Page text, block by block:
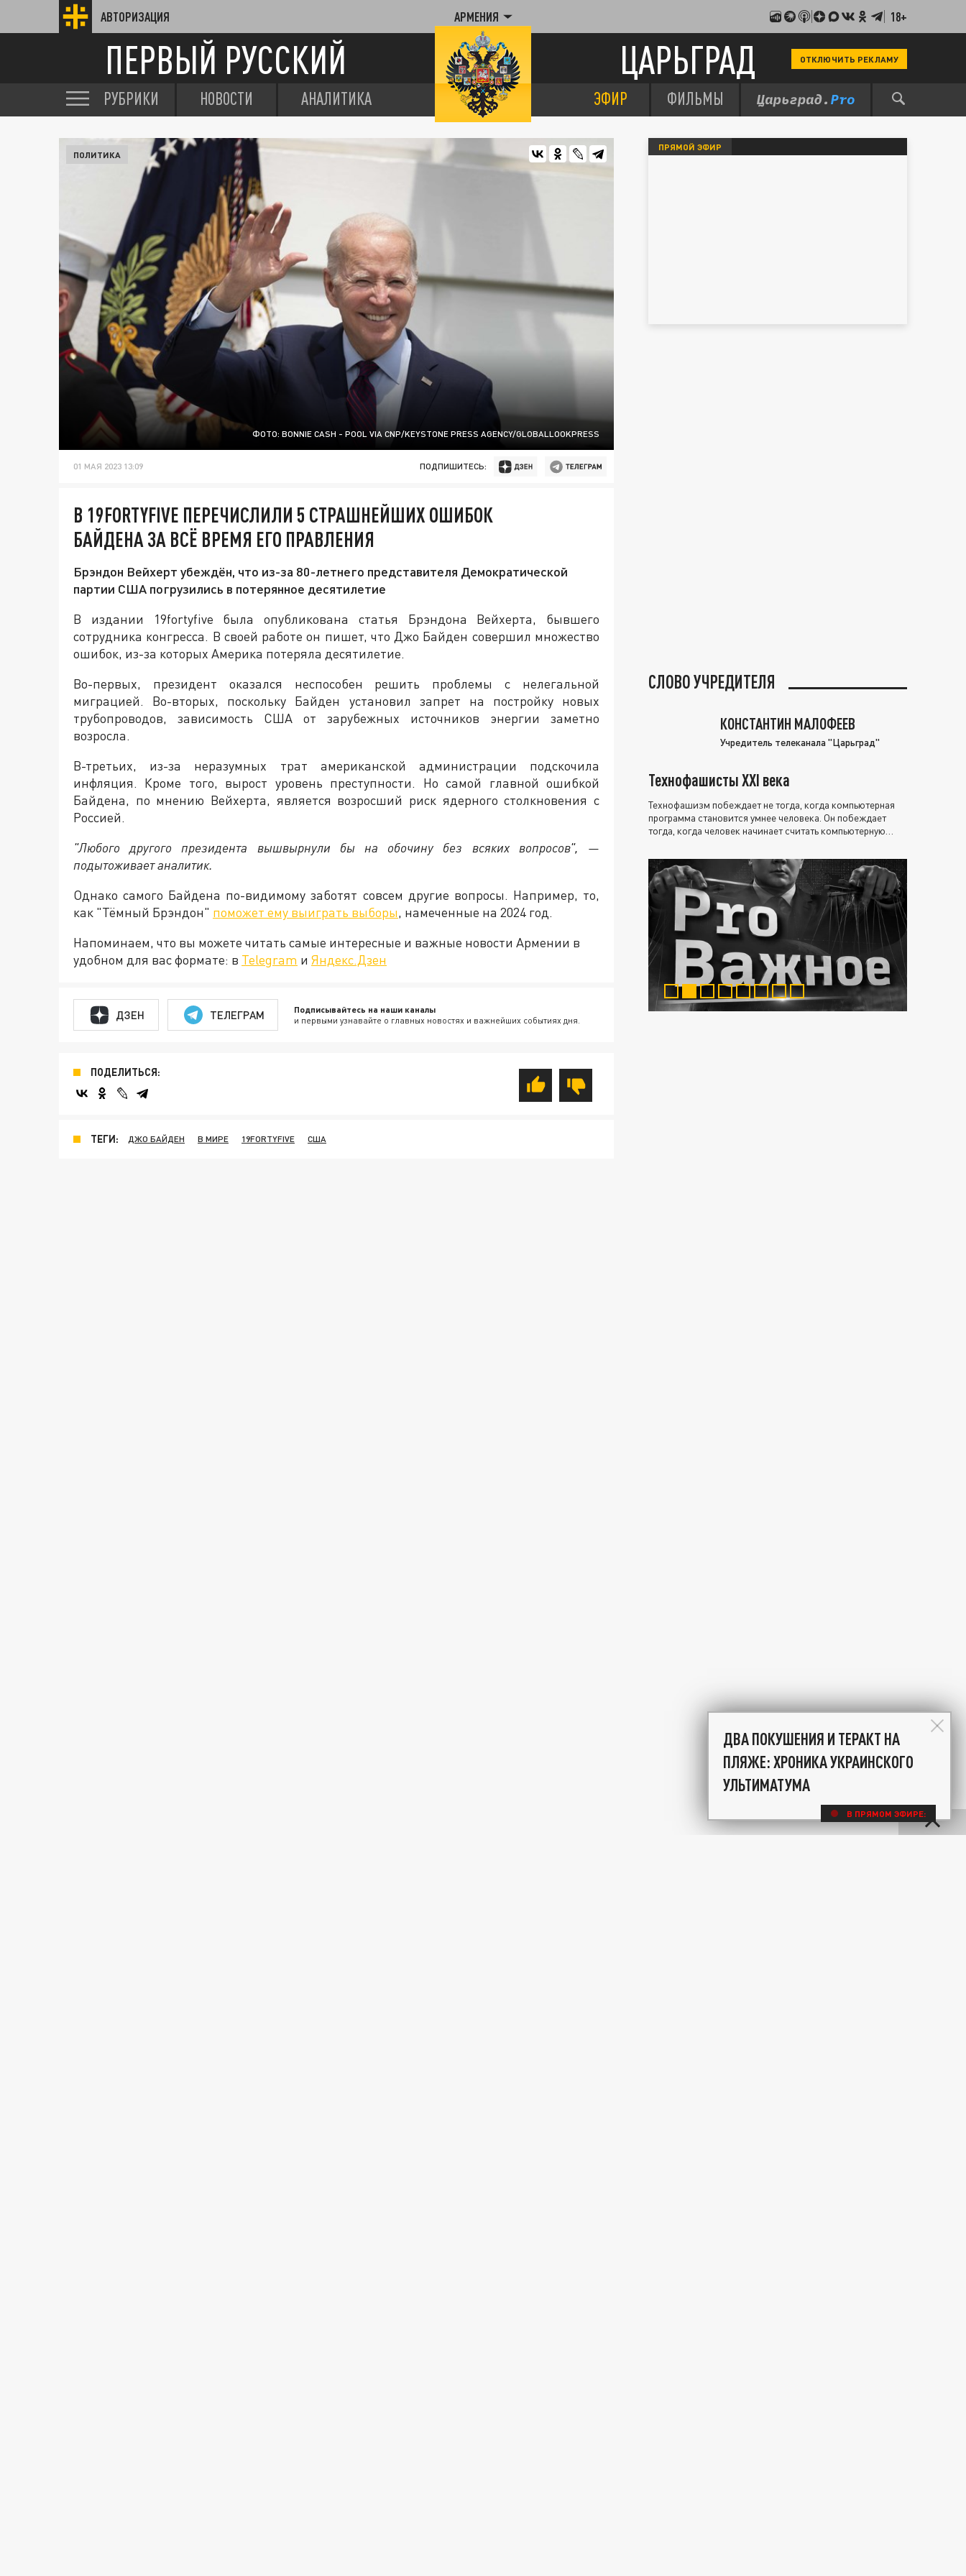
АВТОРИЗАЦИЯ АРМЕНИЯ 18+
ПЕРВЫЙ РУССКИЙ ЦАРЬГРАД ОТКЛЮЧИТЬ РЕКЛАМУ
РУБРИКИ НОВОСТИ АНАЛИТИКА ЭФИР ФИЛЬМЫ
ФОТО: BONNIE CASH - POOL VIA CNP/KEYSTONE PRESS AGENCY/GLOBALLOOKPRESS
ПОЛИТИКА
01 МАЯ 2023 13:09 ПОДПИШИТЕСЬ:
В 19FORTYFIVE ПЕРЕЧИСЛИЛИ 5 СТРАШНЕЙШИХ ОШИБОК
БАЙДЕНА ЗА ВСЁ ВРЕМЯ ЕГО ПРАВЛЕНИЯ
Брэндон Вейхерт убеждён, что из-за 80-летнего представителя Демократической
партии США погрузились в потерянное десятилетие
В издании 19fortyfive была опубликована статья Брэндона Вейхерта, бывшего
сотрудника конгресса. В своей работе он пишет, что Джо Байден совершил множество
ошибок, из-за которых Америка потеряла десятилетие.
Во-первых, президент оказался неспособен решить проблемы с нелегальной
миграцией. Во-вторых, поскольку Байден установил запрет на постройку новых
трубопроводов, зависимость США от зарубежных источников энергии заметно
возросла.
В-третьих, из-за неразумных трат американской администрации подскочила
инфляция. Кроме того, вырост уровень преступности. Но самой главной ошибкой
Байдена, по мнению Вейхерта, является возросший риск ядерного столкновения с
Россией.
"Любого другого президента вышвырнули бы на обочину без всяких вопросов", —
подытоживает аналитик.
Однако самого Байдена по-видимому заботят совсем другие вопросы. Например, то,
как "Тёмный Брэндон" поможет ему выиграть выборы, намеченные на 2024 год.
Напоминаем, что вы можете читать самые интересные и важные новости Армении в
удобном для вас формате: в Telegram и Яндекс.Дзен
ДЗЕН ТЕЛЕГРАМ Подписывайтесь на наши каналы
и первыми узнавайте о главных новостях и важнейших событиях дня.
ПОДЕЛИТЬСЯ:
ТЕГИ: ДЖО БАЙДЕН В МИРЕ 19FORTYFIVE США
ПРЯМОЙ ЭФИР
СЛОВО УЧРЕДИТЕЛЯ
КОНСТАНТИН МАЛОФЕЕВ
Учредитель телеканала "Царьград"
Технофашисты XXI века
Технофашизм побеждает не тогда, когда компьютерная
программа становится умнее человека. Он побеждает
тогда, когда человек начинает считать компьютерную
ДВА ПОКУШЕНИЯ И ТЕРАКТ НА
ПЛЯЖЕ: ХРОНИКА УКРАИНСКОГО
УЛЬТИМАТУМА
В ПРЯМОМ ЭФИРЕ: